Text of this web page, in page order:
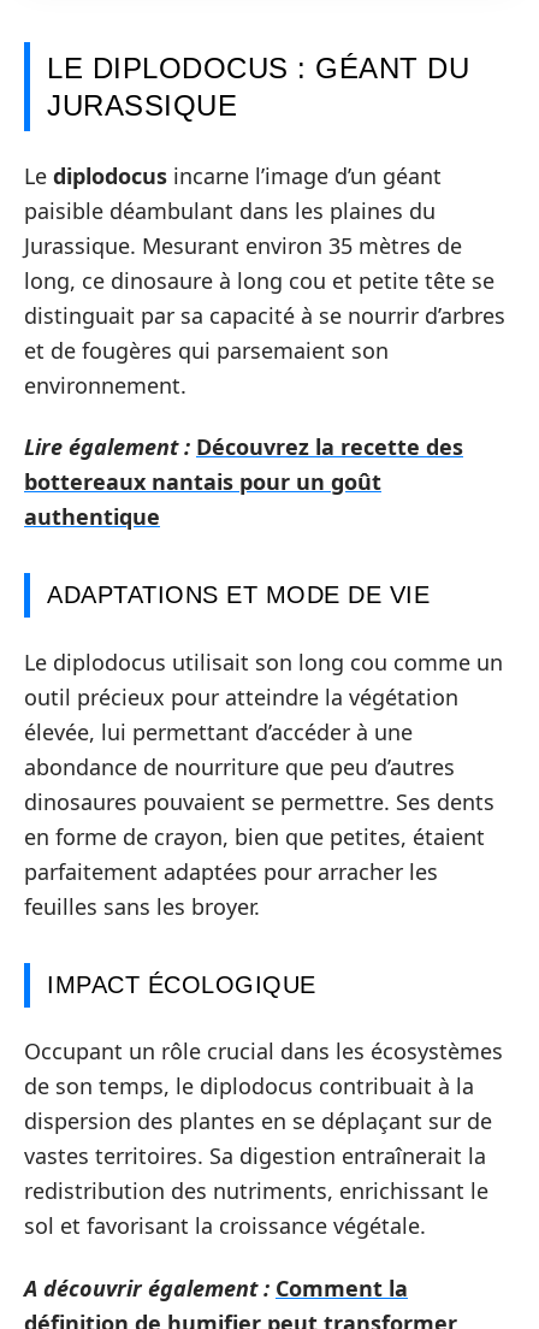
LE DIPLODOCUS : GÉANT DU
JURASSIQUE
Le diplodocus incarne l’image d’un géant
paisible déambulant dans les plaines du
Jurassique. Mesurant environ 35 mètres de
long, ce dinosaure à long cou et petite tête se
distinguait par sa capacité à se nourrir d’arbres
et de fougères qui parsemaient son
environnement.
Lire également : Découvrez la recette des
bottereaux nantais pour un goût
authentique
ADAPTATIONS ET MODE DE VIE
Le diplodocus utilisait son long cou comme un
outil précieux pour atteindre la végétation
élevée, lui permettant d’accéder à une
abondance de nourriture que peu d’autres
dinosaures pouvaient se permettre. Ses dents
en forme de crayon, bien que petites, étaient
parfaitement adaptées pour arracher les
feuilles sans les broyer.
IMPACT ÉCOLOGIQUE
Occupant un rôle crucial dans les écosystèmes
de son temps, le diplodocus contribuait à la
dispersion des plantes en se déplaçant sur de
vastes territoires. Sa digestion entraînerait la
redistribution des nutriments, enrichissant le
sol et favorisant la croissance végétale.
A découvrir également : Comment la
définition de humifier peut transformer